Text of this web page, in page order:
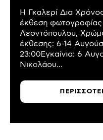
Η Γκαλερί Δια
έκθεση
Λεοντόπουλου,
έκθεσης: 6-14
23:00Εγκαίνια: 6
Νικολάου...